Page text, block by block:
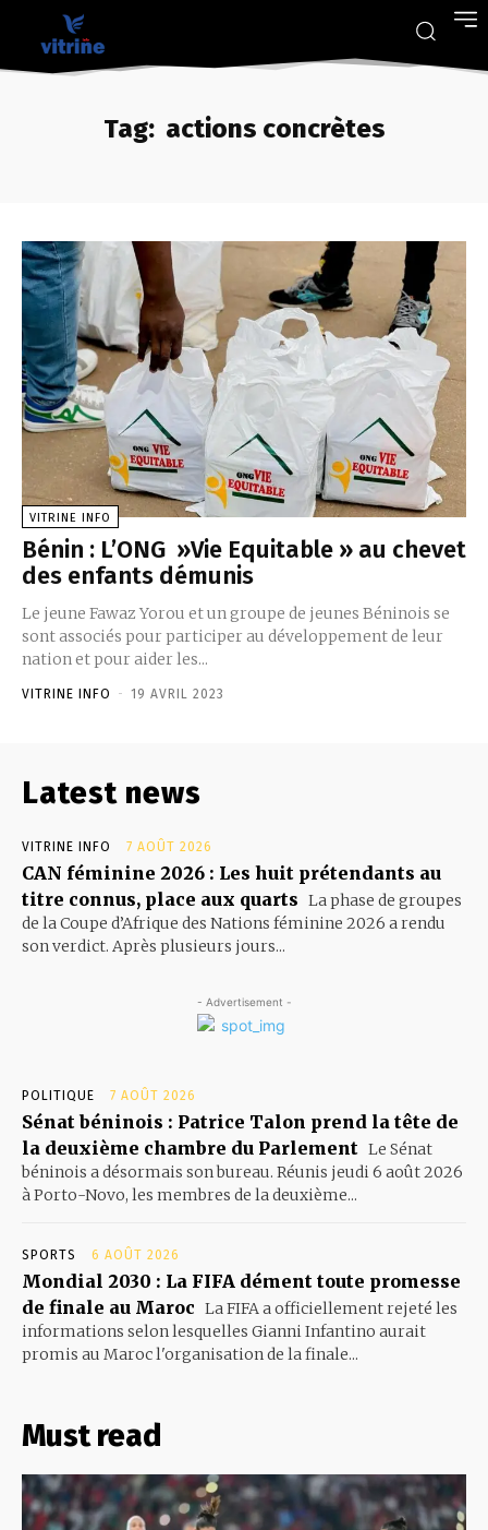
Tag: actions concrètes
VITRINE INFO
Bénin : L’ONG »Vie Equitable » au chevet
des enfants démunis
Le jeune Fawaz Yorou et un groupe de jeunes Béninois se
sont associés pour participer au développement de leur
nation et pour aider les...
VITRINE INFO - 19 AVRIL 2023
Latest news
VITRINE INFO 7 AOÛT 2026
CAN féminine 2026 : Les huit prétendants au
titre connus, place aux quarts La phase de groupes
de la Coupe d’Afrique des Nations féminine 2026 a rendu
son verdict. Après plusieurs jours...
- Advertisement -
POLITIQUE 7 AOÛT 2026
Sénat béninois : Patrice Talon prend la tête de
la deuxième chambre du Parlement Le Sénat
béninois a désormais son bureau. Réunis jeudi 6 août 2026
à Porto-Novo, les membres de la deuxième...
SPORTS 6 AOÛT 2026
Mondial 2030 : La FIFA dément toute promesse
de finale au Maroc La FIFA a officiellement rejeté les
informations selon lesquelles Gianni Infantino aurait
promis au Maroc l'organisation de la finale...
Must read